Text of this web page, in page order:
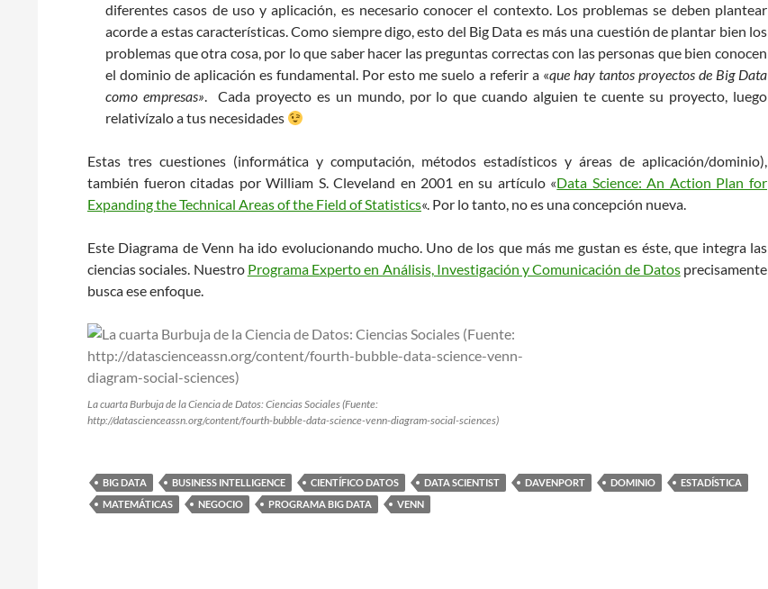
diferentes casos de uso y aplicación, es necesario conocer el contexto. Los problemas se deben plantear
acorde a estas características. Como siempre digo, esto del Big Data es más una cuestión de plantar bien los
problemas que otra cosa, por lo que saber hacer las preguntas correctas con las personas que bien conocen
el dominio de aplicación es fundamental. Por esto me suelo a referir a «que hay tantos proyectos de Big Data
como empresas». Cada proyecto es un mundo, por lo que cuando alguien te cuente su proyecto, luego
relativízalo a tus necesidades
Estas tres cuestiones (informática y computación, métodos estadísticos y áreas de aplicación/dominio),
también fueron citadas por William S. Cleveland en 2001 en su artículo «Data Science: An Action Plan for
Expanding the Technical Areas of the Field of Statistics«. Por lo tanto, no es una concepción nueva.
Este Diagrama de Venn ha ido evolucionando mucho. Uno de los que más me gustan es éste, que integra las
ciencias sociales. Nuestro Programa Experto en Análisis, Investigación y Comunicación de Datosprecisamente
busca ese enfoque.
La cuarta Burbuja de la Ciencia de Datos: Ciencias Sociales (Fuente:
http://datascienceassn.org/content/fourth-bubble-data-science-venn-diagram-social-sciences)
BIG DATA BUSINESS INTELLIGENCE CIENTÍFICO DATOS DATA SCIENTIST DAVENPORT DOMINIO
ESTADÍSTICA
MATEMÁTICAS
NEGOCIO PROGRAMA BIG DATA VENN